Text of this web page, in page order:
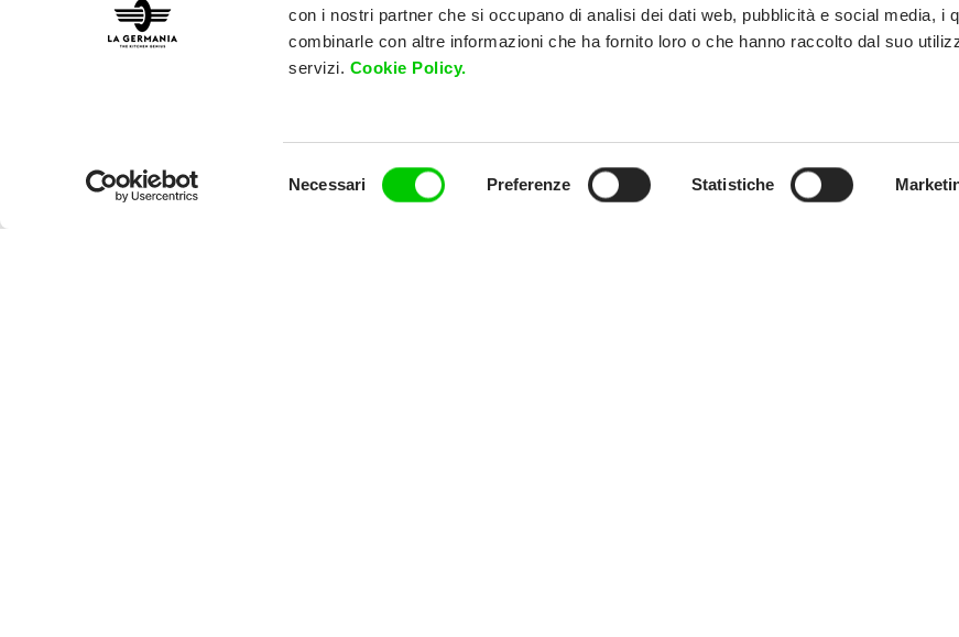
con i nostri partner che si occupano di analisi dei dati web, pubblicità e social media, i
combinarle con altre informazioni che ha fornito loro o che hanno raccolto dal suo
servizi. Cookie Policy.
Necessari Preferenze Statistiche